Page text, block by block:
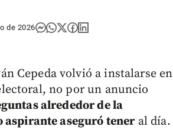
de 2026
Cepeda volvió a instalarse en
no por un anuncio
alrededor de la
aseguró teneral día.